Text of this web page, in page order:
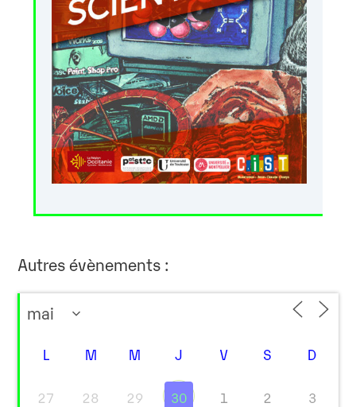
Autres évènements :
L M M J V S D
27 28 29 30 1 2 3